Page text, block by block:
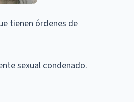
tienen órdenes de
sexual condenado.